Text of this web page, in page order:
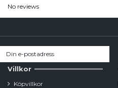
No reviews
Villkor
Köpvillkor